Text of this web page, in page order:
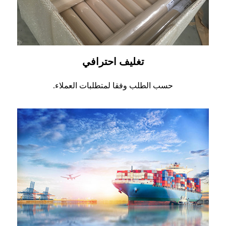
تغليف احترافي
حسب الطلب وفقا لمتطلبات العملاء.